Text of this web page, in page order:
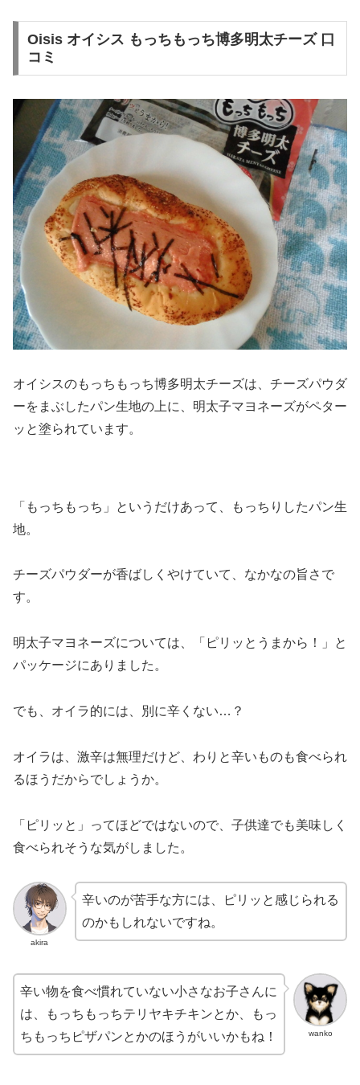
Oisis オイシス もっちもっち博多明太チーズ 口
コミ
オイシスのもっちもっち博多明太チーズは、チーズパウダ
ーをまぶしたパン生地の上に、明太子マヨネーズがペター
ッと塗られています。
「もっちもっち」というだけあって、もっちりしたパン生
地。
チーズパウダーが香ばしくやけていて、なかなの旨さで
す。
明太子マヨネーズについては、「ピリッとうまから！」と
パッケージにありました。
でも、オイラ的には、別に辛くない…？
オイラは、激辛は無理だけど、わりと辛いものも食べられ
るほうだからでしょうか。
「ピリッと」ってほどではないので、子供達でも美味しく
食べられそうな気がしました。
akira
辛いのが苦手な方には、ピリッと感じられる
のかもしれないですね。
wanko
辛い物を食べ慣れていない小さなお子さんに
は、もっちもっちテリヤキチキンとか、もっ
ちもっちピザパンとかのほうがいいかもね！